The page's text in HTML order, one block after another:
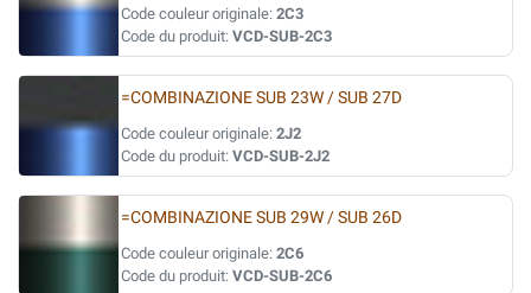
Code couleur originale: 2C3
Code du produit: VCD-SUB-2C3
=COMBINAZIONE SUB 23W / SUB 27D
Code couleur originale: 2J2
Code du produit: VCD-SUB-2J2
=COMBINAZIONE SUB 29W / SUB 26D
Code couleur originale: 2C6
Code du produit: VCD-SUB-2C6